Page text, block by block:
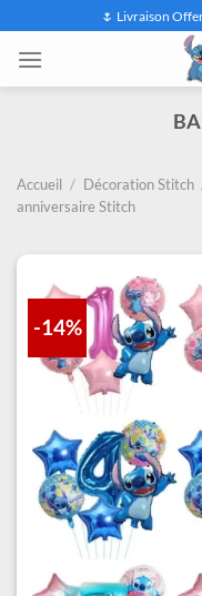
contenu
🌷 Livraison
Accueil / Décoration Stitch
anniversaire Stitch
-14%